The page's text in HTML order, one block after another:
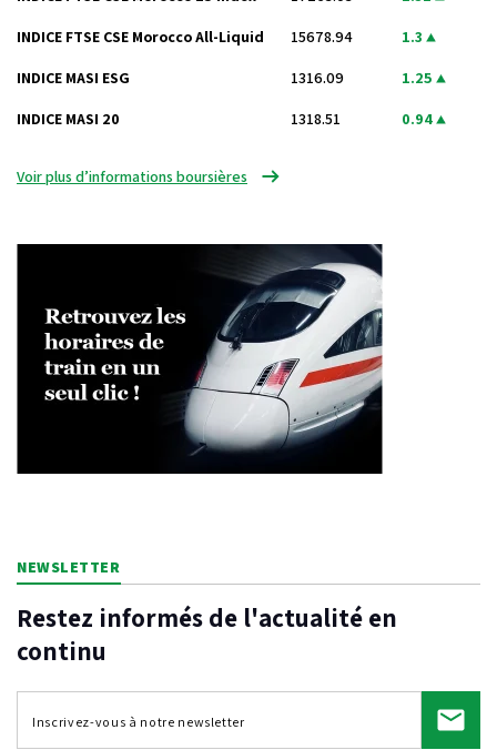
INDICE FTSE CSE Morocco All-Liquid 15678.94 1.3
INDICE MASI ESG 1316.09 1.25
INDICE MASI 20 1318.51 0.94
Voir plus d’informations boursières
NEWSLETTER
Restez informés de l'actualité en
continu